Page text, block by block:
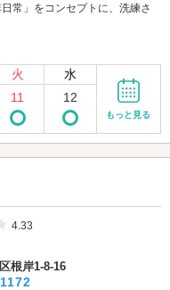
常」をコンセプトに、洗練さ
火 水
11 12
もっと見る
5つ星のうち4
4.33
根岸1-8-16